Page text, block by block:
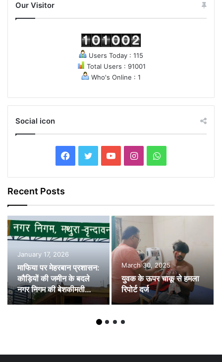
Our Visitor
Users Today : 115
Total Users : 91001
Who's Online : 1
Social icon
Facebook
Twitter YouTubeInstagramWhatsApp
Recent Posts
January 17, 2026
माफिया पर मेहरबान प्रशासन:
कौड़ियों की जमीन के बदले
नगर निगम की बेशकीमती
जमीन देने की तैयारी
March 30, 2025
युवक के ऊपर चाकू से हमला
रिपोर्ट दर्ज